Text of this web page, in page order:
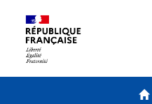
Menu principal